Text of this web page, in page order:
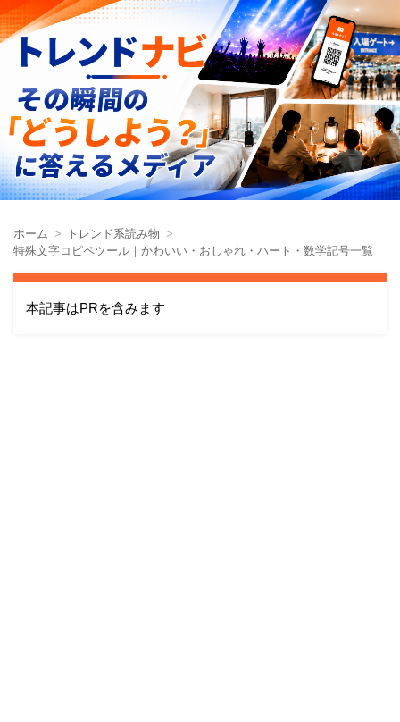
ホーム
トレンド系読み物
特殊文字コピペツール｜かわいい・おしゃれ・ハート・数学記号一覧
本記事はPRを含みます